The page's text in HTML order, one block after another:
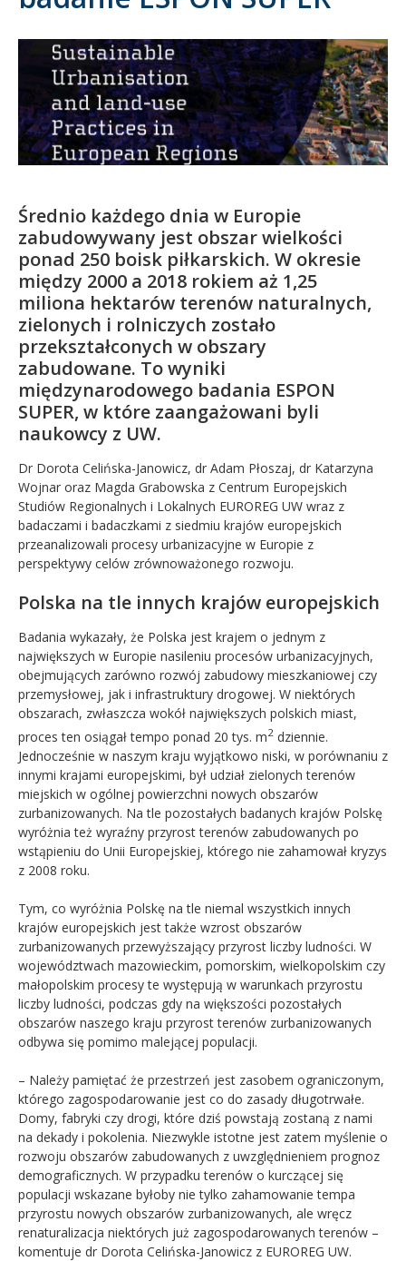
Absolwent
Średnio każdego dnia w Europie
zabudowywany jest obszar wielkości
ponad 250 boisk piłkarskich. W okresie
między 2000 a 2018 rokiem aż 1,25
miliona hektarów terenów naturalnych,
zielonych i rolniczych zostało
przekształconych w obszary
zabudowane. To wyniki
międzynarodowego badania ESPON
SUPER, w które zaangażowani byli
naukowcy z UW.
Dr Dorota Celińska-Janowicz, dr Adam Płoszaj, dr Katarzyna
Wojnar oraz Magda Grabowska z Centrum Europejskich
Studiów Regionalnych i Lokalnych EUROREG UW wraz z
badaczami i badaczkami z siedmiu krajów europejskich
przeanalizowali procesy urbanizacyjne w Europie z
perspektywy celów zrównoważonego rozwoju.
Polska na tle innych krajów europejskich
Badania wykazały, że Polska jest krajem o jednym z
największych w Europie nasileniu procesów urbanizacyjnych,
obejmujących zarówno rozwój zabudowy mieszkaniowej czy
przemysłowej, jak i infrastruktury drogowej. W niektórych
obszarach, zwłaszcza wokół największych polskich miast,
proces ten osiągał tempo ponad 20 tys. m2 dziennie.
Jednocześnie w naszym kraju wyjątkowo niski, w porównaniu z
innymi krajami europejskimi, był udział zielonych terenów
miejskich w ogólnej powierzchni nowych obszarów
zurbanizowanych. Na tle pozostałych badanych krajów Polskę
wyróżnia też wyraźny przyrost terenów zabudowanych po
wstąpieniu do Unii Europejskiej, którego nie zahamował kryzys
z 2008 roku.
Tym, co wyróżnia Polskę na tle niemal wszystkich innych
krajów europejskich jest także wzrost obszarów
zurbanizowanych przewyższający przyrost liczby ludności. W
województwach mazowieckim, pomorskim, wielkopolskim czy
małopolskim procesy te występują w warunkach przyrostu
liczby ludności, podczas gdy na większości pozostałych
obszarów naszego kraju przyrost terenów zurbanizowanych
odbywa się pomimo malejącej populacji.
– Należy pamiętać że przestrzeń jest zasobem ograniczonym,
którego zagospodarowanie jest co do zasady długotrwałe.
Domy, fabryki czy drogi, które dziś powstają zostaną z nami
na dekady i pokolenia. Niezwykle istotne jest zatem myślenie o
rozwoju obszarów zabudowanych z uwzględnieniem prognoz
demograficznych. W przypadku terenów o kurczącej się
populacji wskazane byłoby nie tylko zahamowanie tempa
przyrostu nowych obszarów zurbanizowanych, ale wręcz
renaturalizacja niektórych już zagospodarowanych terenów –
komentuje dr Dorota Celińska-Janowicz z EUROREG UW.